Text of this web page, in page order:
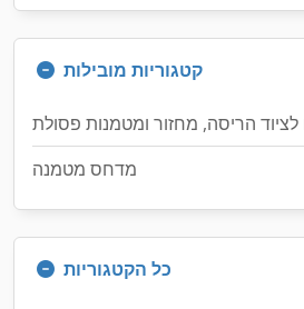
קטגוריות מובילות
לציוד הריסה, מחזור ומטמנות פסולת
מדחס מטמנה
כל הקטגוריות